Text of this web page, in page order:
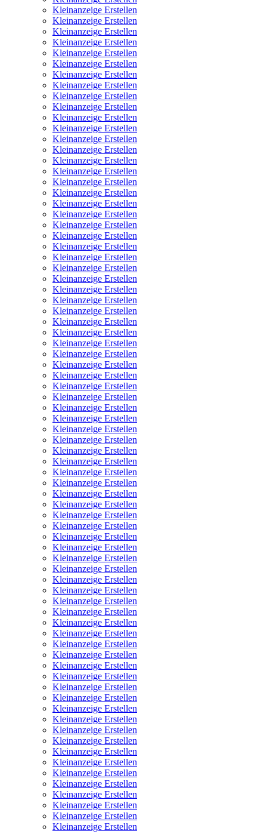
Kleinanzeige Erstellen
Kleinanzeige Erstellen
Kleinanzeige Erstellen
Kleinanzeige Erstellen
Kleinanzeige Erstellen
Kleinanzeige Erstellen
Kleinanzeige Erstellen
Kleinanzeige Erstellen
Kleinanzeige Erstellen
Kleinanzeige Erstellen
Kleinanzeige Erstellen
Kleinanzeige Erstellen
Kleinanzeige Erstellen
Kleinanzeige Erstellen
Kleinanzeige Erstellen
Kleinanzeige Erstellen
Kleinanzeige Erstellen
Kleinanzeige Erstellen
Kleinanzeige Erstellen
Kleinanzeige Erstellen
Kleinanzeige Erstellen
Kleinanzeige Erstellen
Kleinanzeige Erstellen
Kleinanzeige Erstellen
Kleinanzeige Erstellen
Kleinanzeige Erstellen
Kleinanzeige Erstellen
Kleinanzeige Erstellen
Kleinanzeige Erstellen
Kleinanzeige Erstellen
Kleinanzeige Erstellen
Kleinanzeige Erstellen
Kleinanzeige Erstellen
Kleinanzeige Erstellen
Kleinanzeige Erstellen
Kleinanzeige Erstellen
Kleinanzeige Erstellen
Kleinanzeige Erstellen
Kleinanzeige Erstellen
Kleinanzeige Erstellen
Kleinanzeige Erstellen
Kleinanzeige Erstellen
Kleinanzeige Erstellen
Kleinanzeige Erstellen
Kleinanzeige Erstellen
Kleinanzeige Erstellen
Kleinanzeige Erstellen
Kleinanzeige Erstellen
Kleinanzeige Erstellen
Kleinanzeige Erstellen
Kleinanzeige Erstellen
Kleinanzeige Erstellen
Kleinanzeige Erstellen
Kleinanzeige Erstellen
Kleinanzeige Erstellen
Kleinanzeige Erstellen
Kleinanzeige Erstellen
Kleinanzeige Erstellen
Kleinanzeige Erstellen
Kleinanzeige Erstellen
Kleinanzeige Erstellen
Kleinanzeige Erstellen
Kleinanzeige Erstellen
Kleinanzeige Erstellen
Kleinanzeige Erstellen
Kleinanzeige Erstellen
Kleinanzeige Erstellen
Kleinanzeige Erstellen
Kleinanzeige Erstellen
Kleinanzeige Erstellen
Kleinanzeige Erstellen
Kleinanzeige Erstellen
Kleinanzeige Erstellen
Kleinanzeige Erstellen
Kleinanzeige Erstellen
Kleinanzeige Erstellen
Kleinanzeige Erstellen